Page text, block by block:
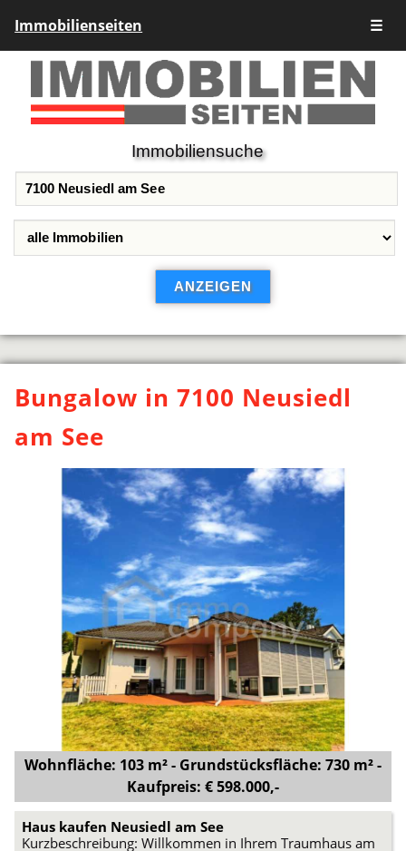
Immobilienseiten ☰
Immobiliensuche
Bungalow in 7100 Neusiedl
am See
Wohnfläche: 103 m² - Grundstücksfläche: 730 m² -
Kaufpreis: € 598.000,-
Haus kaufen Neusiedl am See
Kurzbeschreibung: Willkommen in Ihrem Traumhaus am